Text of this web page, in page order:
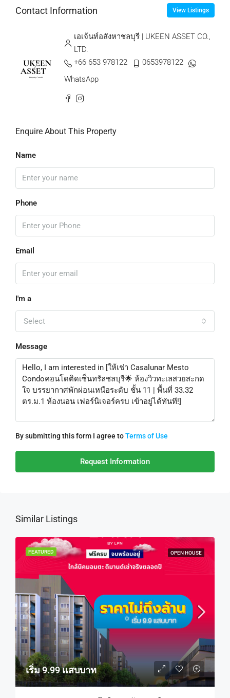
Contact Information View Listings
เอเจ้นท์อสังหาชลบุรี | UKEEN ASSET CO.,
LTD.
+66 653 978122
0653978122
WhatsApp
Enquire About This Property
Name
Phone
Email
I'm a
Select
Message
By submitting this form I agree toTerms of Use
Request Information
Similar Listings
FEATURED OPEN HOUSE
เริ่ม 9.99 แสบบาท